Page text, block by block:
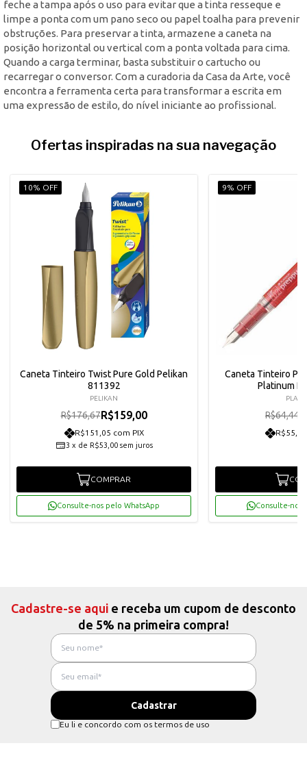
feche a tampa após o uso para evitar que a tinta resseque e
limpe a ponta com um pano seco ou papel toalha para prevenir
obstruções. Para preservar a tinta, armazene a caneta na
posição horizontal ou vertical com a ponta voltada para cima.
Quando a carga terminar, basta substituir o cartucho ou
recarregar o conversor. Com a curadoria da Casa da Arte, você
encontra a ferramenta certa para transformar a escrita em
uma expressão de estilo, do nível iniciante ao profissional.
Ofertas inspiradas na sua navegação
10% OFF
Caneta Tinteiro Twist Pure Gold Pelikan
811392
PELIKAN
R$176,67R$159,00
R$151,05 com PIX
3 x de R$53,00 sem juros
COMPRAR
Consulte-nos pelo WhatsApp
9% OFF
Caneta Tinteiro
Platinum
R$64,44
Consulte-nos
Cadastre-se aqui e receba um cupom de desconto
de 5% na primeira compra!
Eu li e concordo com os termos de uso